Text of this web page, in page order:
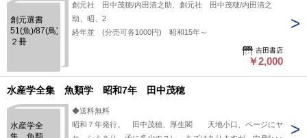
創元選書
51(魚)/87(鳥)
２冊
創元社 田中茂穂/内田清之助、創元社 田中茂穂/内田清之
助、昭、2
経年並 (分売可各1000円) 昭和15年～
吉田書店
￥2,000
水産学全集 魚類学 昭和7年 田中茂穂
水産学全
◆送料無料
昭和７年発行。 田中茂穂、厚生閣 天地小口、ページにヤ